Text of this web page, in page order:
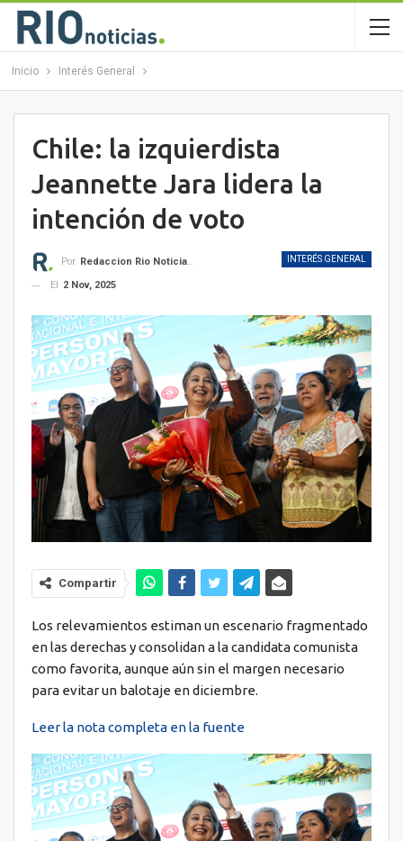
Inicio Interés General
Chile: la izquierdista
Jeannette Jara lidera la
intención de voto
INTERÉS GENERAL
Por Redaccion Rio Noticias OK
El
2 Nov, 2025
Compartir
Los relevamientos estiman un escenario fragmentado
en las derechas y consolidan a la candidata comunista
como favorita, aunque aún sin el margen necesario
para evitar un balotaje en diciembre.
Leer la nota completa en la fuente